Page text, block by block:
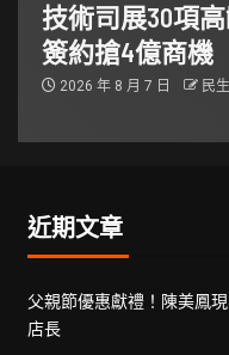
技術司展30項
簽約搶4億商機
2026 年 8 月 7 日 民
近期文章
父親節優惠獻禮！陳美鳳
店長